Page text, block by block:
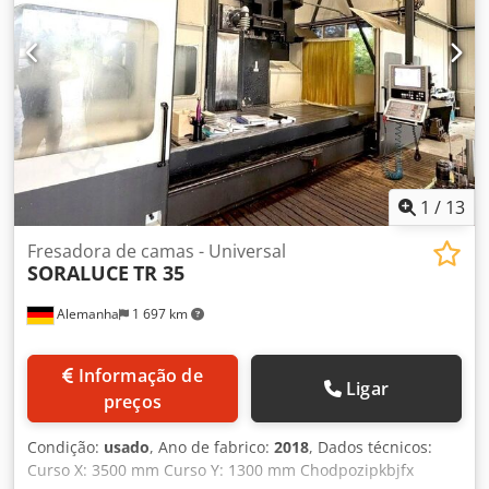
Espaço necessário aprox.: 10,7 x 5,2 x 4,6 m Peso da
máquina aprox.: 30 t Centro de usinagem de montante
móvel universal, com cabeçote de fresagem universal,
indexação de 2,5° em cada eixo, lubrificação ar-óleo,
palpador 3D sem fio M&H 20.41, plataforma de operador
móvel, transportador de cavacos, volante eletrônico,
LUBRIX MMS, 2 ângulos de apoio 1.000 x 400 mm, aprox.
29.800 horas de funcionamento, aprox. 11.000 horas de
eixo principal disponível para inspeção sob energia no
local
1 / 13
Alemanha 1 697 km
Fresadora de camas - Universal
SORALUCE TR 35
preços
Ligar
Condição: usado, Ano de fabrico: 2018, Dados técnicos:
Curso X: 3500 mm Curso Y: 1300 mm Chodpozipkbjfx